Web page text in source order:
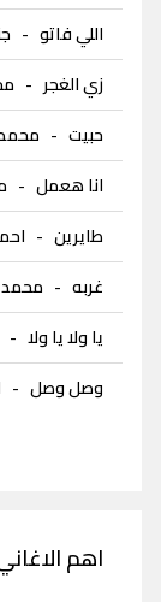
اللي فاتو -
زي الغجر -
حبيت -
انا هعمل -
طايرين -
غربه - محمد
يا ولا يا ولا -
وصل وصل -
اهم